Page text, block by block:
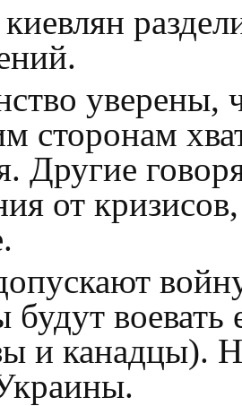
уверены,
сторонам
Другие
от
будут
и канадцы).